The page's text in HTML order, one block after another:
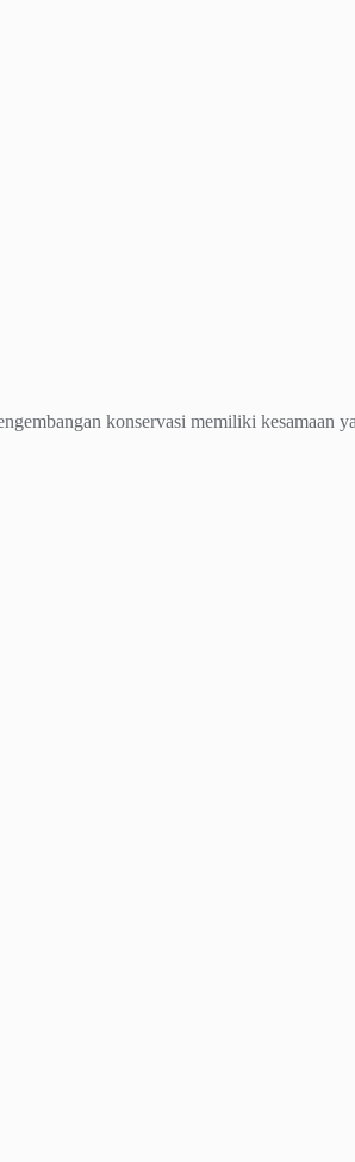
konservasi memiliki